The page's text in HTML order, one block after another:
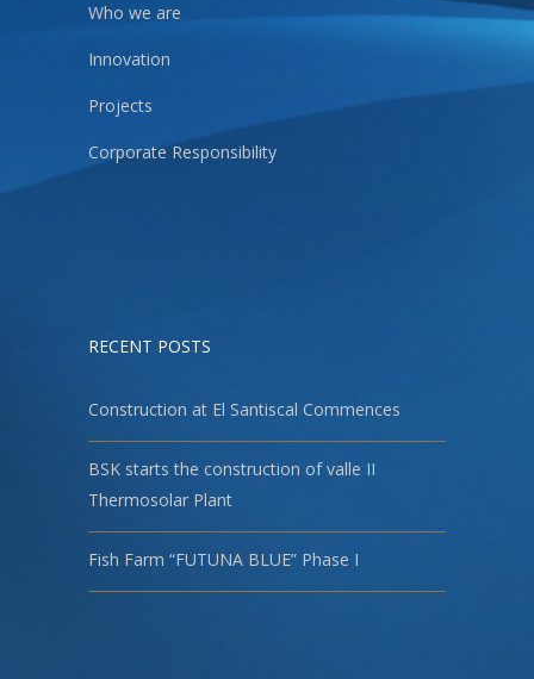
Who we are
Innovation
Projects
Corporate Responsibility
RECENT POSTS
Construction at El Santiscal Commences
BSK starts the construction of valle II
Thermosolar Plant
Fish Farm “FUTUNA BLUE” Phase I